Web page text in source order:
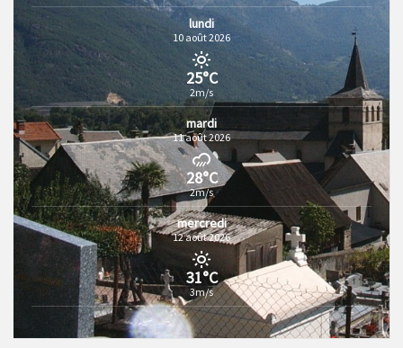
lundi
10 août 2026
25°C
2m/s
mardi
11 août 2026
28°C
2m/s
mercredi
12 août 2026
31°C
3m/s